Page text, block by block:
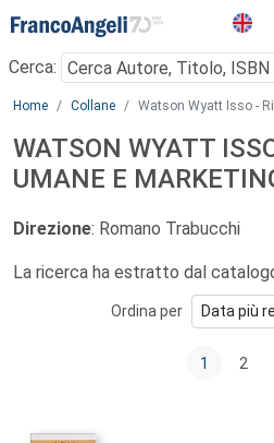
Menu
Cerca:
Main content
Home Collane Watson Wyatt Isso -
WATSON WYATT
UMANE E
Direzione: Romano Trabucchi
La ricerca ha estratto dal
Ordina per
1 2